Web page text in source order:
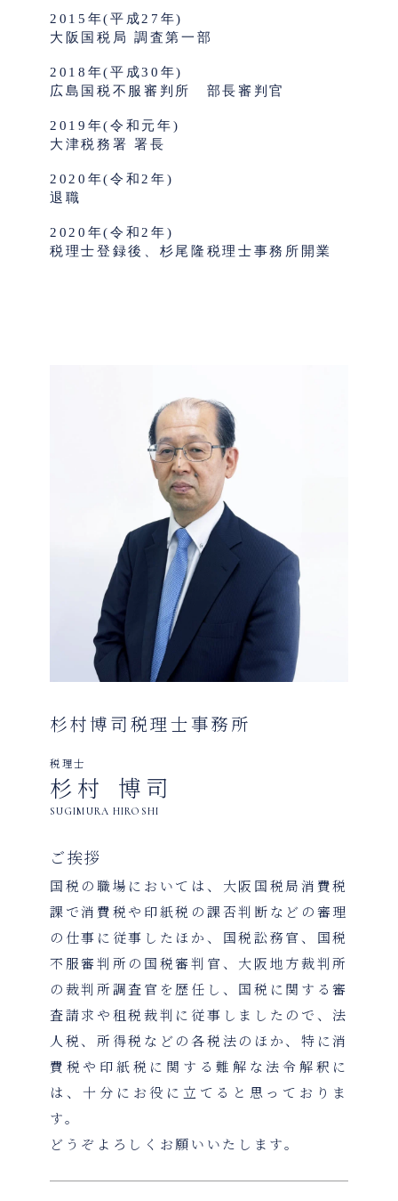
2015年(平成27年)
大阪国税局 調査第一部
2018年(平成30年)
広島国税不服審判所 部長審判官
2019年(令和元年)
大津税務署 署長
2020年(令和2年)
退職
2020年(令和2年)
税理士登録後、杉尾隆税理士事務所開業
杉村博司税理士事務所
税理士
杉村 博司
SUGIMURA HIROSHI
ご挨拶
国税の職場においては、大阪国税局消費税
課で消費税や印紙税の課否判断などの審理
の仕事に従事したほか、国税訟務官、国税
不服審判所の国税審判官、大阪地方裁判所
の裁判所調査官を歴任し、国税に関する審
査請求や租税裁判に従事しましたので、法
人税、所得税などの各税法のほか、特に消
費税や印紙税に関する難解な法令解釈に
は、十分にお役に立てると思っておりま
す。
どうぞよろしくお願いいたします。